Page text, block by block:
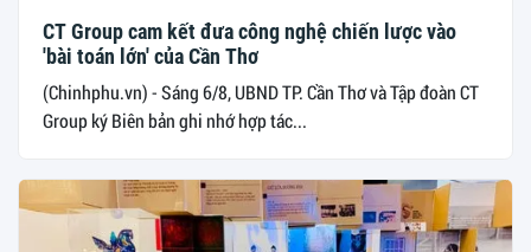
CT Group cam kết đưa công nghệ chiến lược vào
'bài toán lớn' của Cần Thơ
(Chinhphu.vn) - Sáng 6/8, UBND TP. Cần Thơ và Tập đoàn CT
Group ký Biên bản ghi nhớ hợp tác...